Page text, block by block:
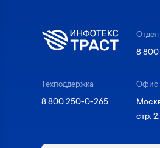
8
Техподдержка
8 800 250-0-265
Офис
стр.